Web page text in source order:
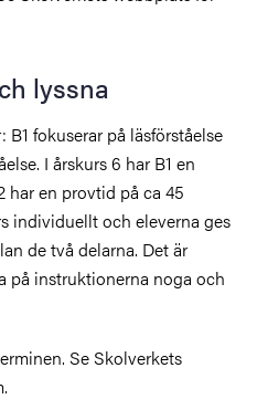
lyssna
fokuserar på läsförståelse
I årskurs 6 har B1 en
har en provtid på ca 45
individuellt och eleverna ges
de två delarna. Det är
på instruktionerna noga och
Se Skolverkets